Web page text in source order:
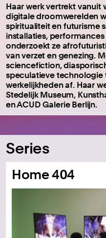
Haar werk vertrekt vanuit
digitale droomwerelden
spiritualiteit en futurisme
installaties,
onderzoekt ze
van verzet en genezing.
sciencefiction,
speculatieve technologie
werkelijkheden af. Haar
Stedelijk Museum,
en ACUD Galerie Berlijn.
Series
Home 404